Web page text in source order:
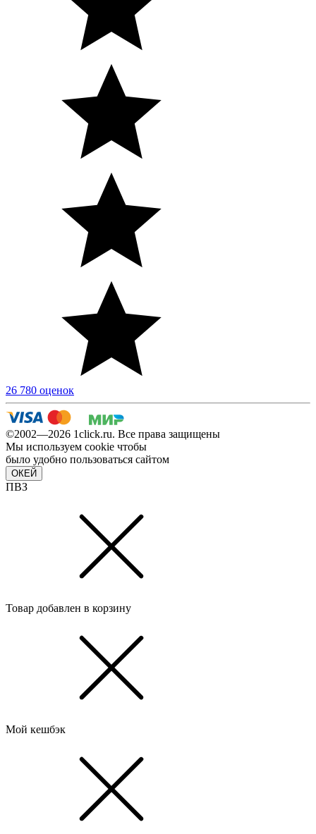
26 780 оценок
©2002—2026 1сlick.ru. Все права защищены
Мы используем cookie чтобы
было удобно пользоваться сайтом
ОКЕЙ
ПВЗ
Товар добавлен в корзину
Мой кешбэк